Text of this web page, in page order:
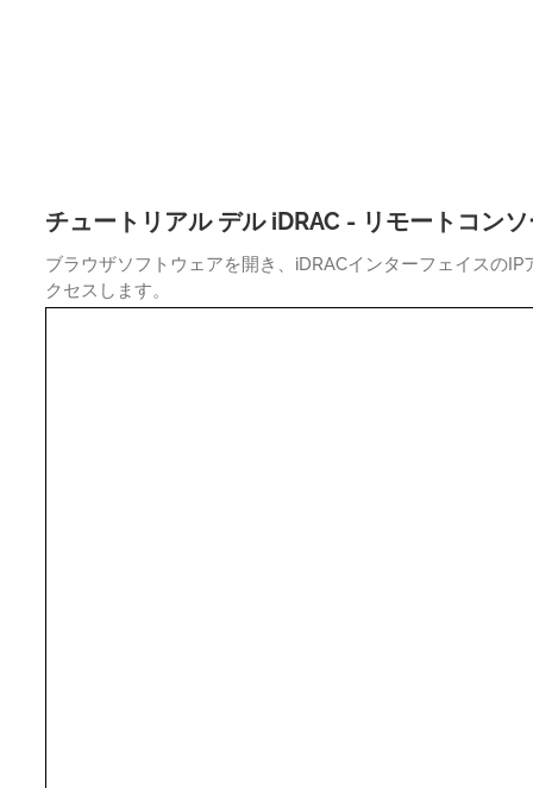
チュートリアル デル iDRAC - リモートコン
ブラウザソフトウェアを開き、iDRACインターフェイスの
クセスします。